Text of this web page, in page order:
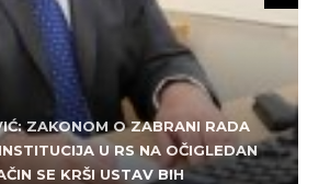
ZAKONOM O ZABRANI RADA
U RS NA OČIGLEDAN
SE KRŠI USTAV BIH
DODIK NEMA KUD OD
IZ REPUBLIEK SRPSKE VUČE U
HAOS
ALEM MUDŽELET – ČOVJEK OD
POVJERENJA